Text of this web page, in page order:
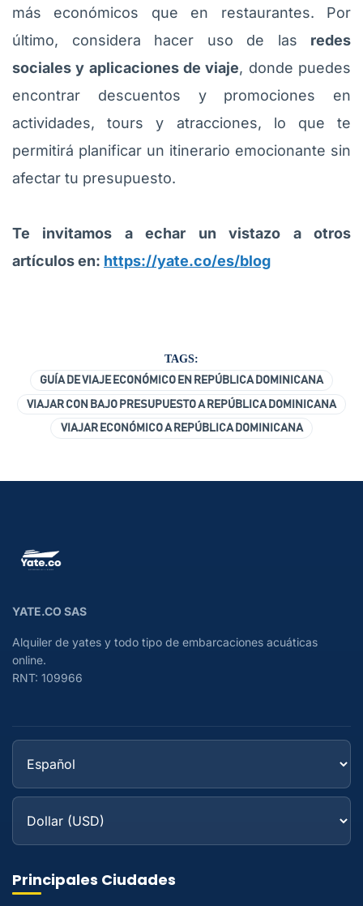
más económicos que en restaurantes. Por
último, considera hacer uso de las redes
sociales y aplicaciones de viaje, donde puedes
encontrar descuentos y promociones en
actividades, tours y atracciones, lo que te
permitirá planificar un itinerario emocionante sin
afectar tu presupuesto.
Te invitamos a echar un vistazo a otros
artículos en: https://yate.co/es/blog
TAGS:
GUÍA DE VIAJE ECONÓMICO EN REPÚBLICA DOMINICANA
VIAJAR CON BAJO PRESUPUESTO A REPÚBLICA DOMINICANA
VIAJAR ECONÓMICO A REPÚBLICA DOMINICANA
YATE.CO SAS
Alquiler de yates y todo tipo de embarcaciones acuáticas
online.
RNT: 109966
Principales Ciudades